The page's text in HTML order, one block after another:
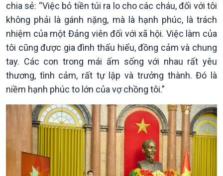
Kinh tế
Tin Kinh tế
Trước giờ mở cửa
Dòng chảy Kinh tế
Sức sống hàng Việt
Khởi nghiệp
Tuyên chiến với gian lận
Nông nghiệp & Biển đảo
Tin Nông nghiệp & Biển
đảo
Mùa vàng
Biển đảo Việt Nam
Tâm tình biên giới và hải
đảo
Nam
chia sẻ: “Việc bỏ tiền túi ra lo cho các cháu, đối với tôi
không phải là gánh nặng, mà là hạnh phúc, là trách
nhiệm của một Đảng viên đối với xã hội. Việc làm của
tôi cũng được gia đình thấu hiểu, đồng cảm và chung
tay. Các con trong mái ấm sống với nhau rất yêu
thương, tình cảm, rất tự lập và trưởng thành. Đó là
niềm hạnh phúc to lớn của vợ chồng tôi.”